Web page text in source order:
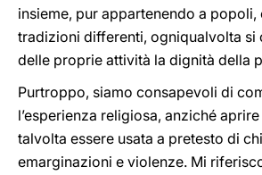
insieme, pur appartenendo a popoli,
tradizioni differenti, ogniqualvolta si
delle proprie attività la dignità della
Purtroppo, siamo consapevoli di
l’esperienza religiosa, anziché
talvolta essere usata a pretesto di
emarginazioni e violenze. Mi